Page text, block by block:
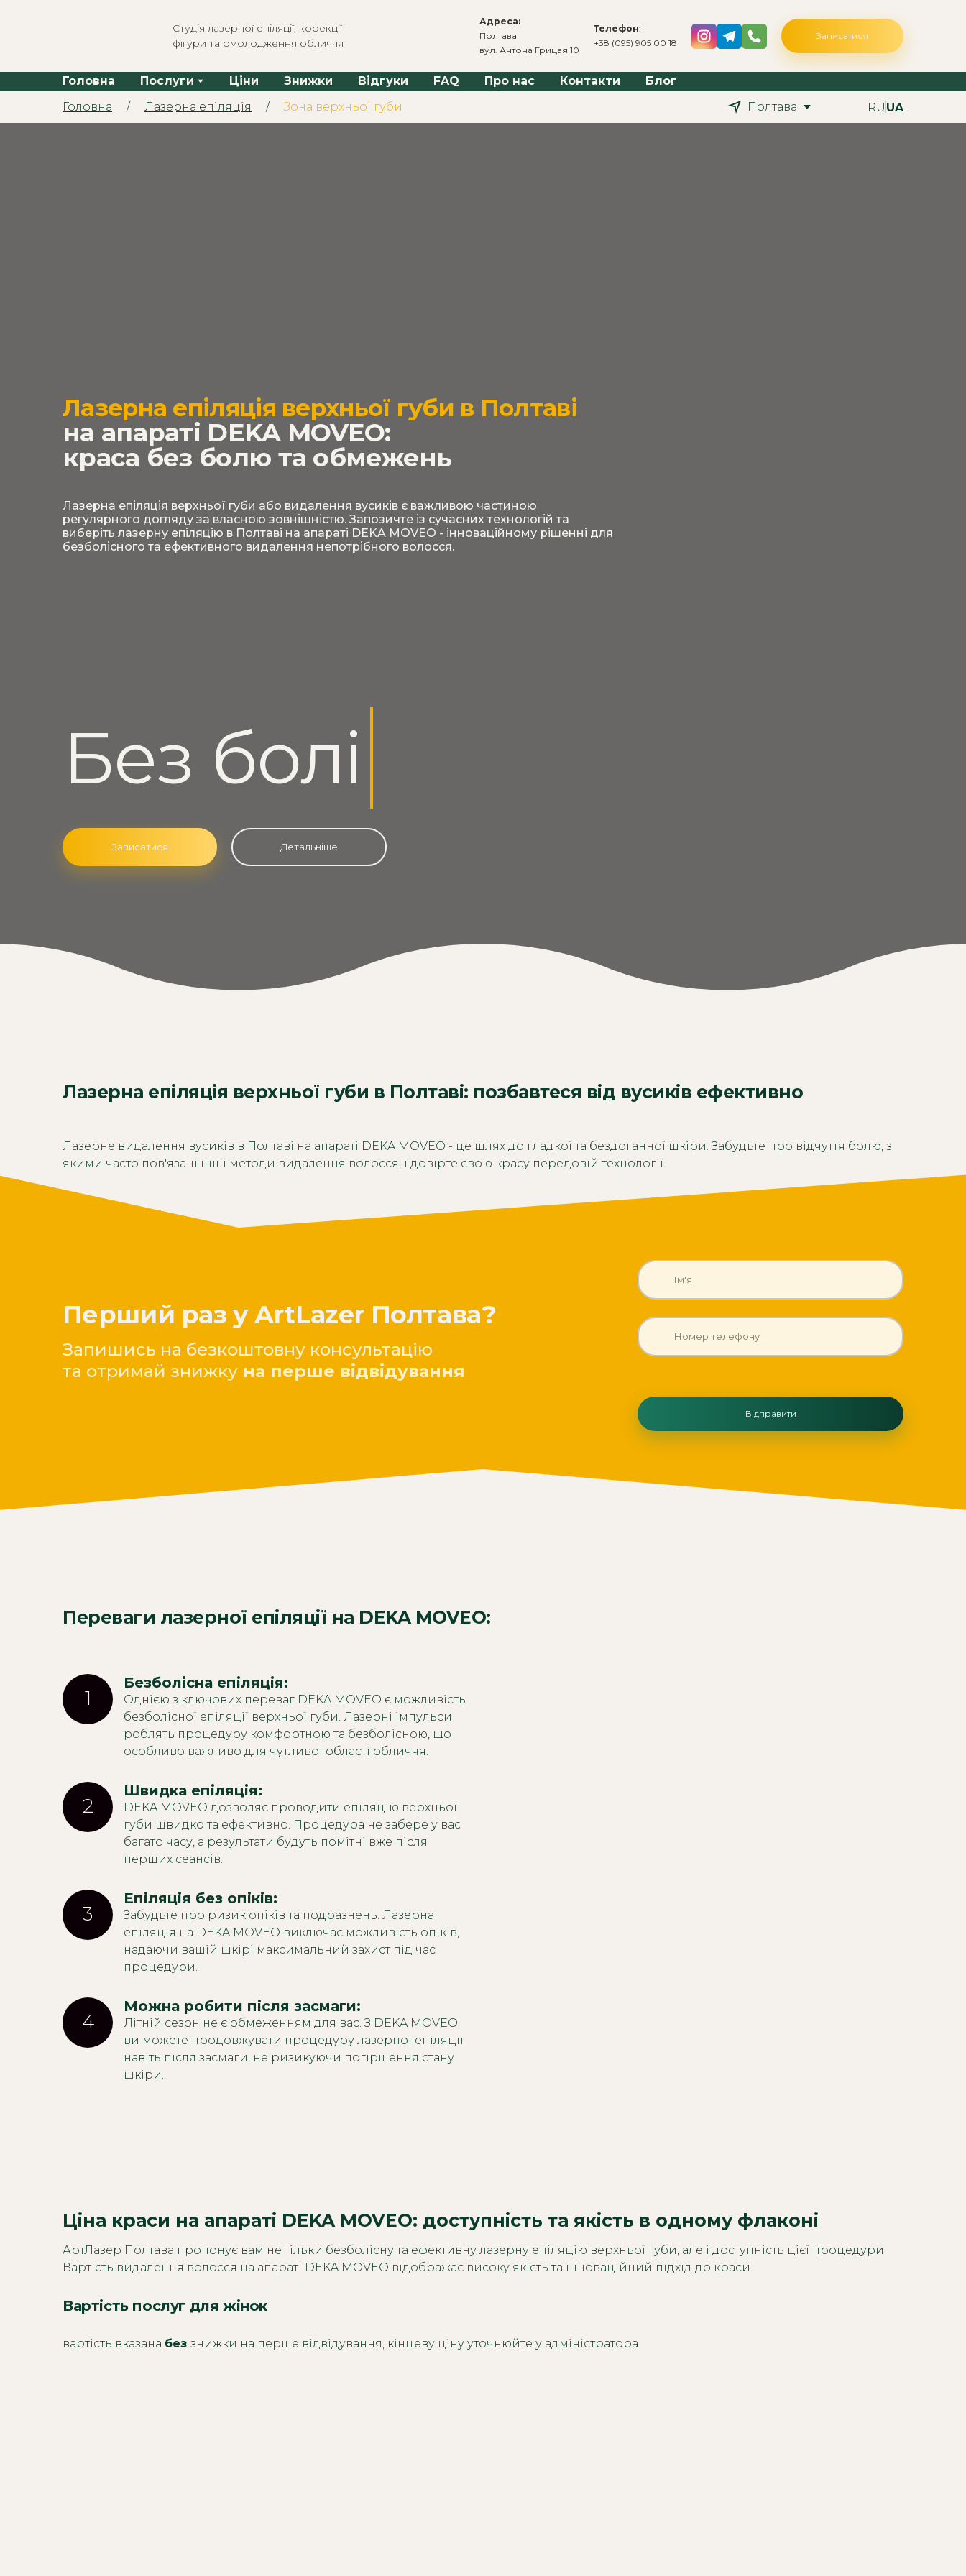
Студія лазерної епіляції, корекції
фігури та омолодження обличчя
Адреса:
Полтава
вул. Антона Грицая 10
Телефон:
+38 (095) 905 00 18
Записатися
Головна Послуги Ціни Знижки Відгуки FAQ Про нас Контакти
Блог
Головна
/ Лазерна епіляція / Зона верхньої губи Полтава RU UA
Лазерна епіляція верхньої губи в Полтаві
на апараті DEKA MOVEO:
краса без болю та обмежень
Лазерна епіляція верхньої губи або видалення вусиків є важливою частиною
регулярного догляду за власною зовнішністю. Запозичте із сучасних технологій та
виберіть лазерну епіляцію в Полтаві на апараті DEKA MOVEO - інноваційному рішенні для
безболісного та ефективного видалення непотрібного волосся.
Без болі
Записатися Детальніше
Лазерна епіляція верхньої губи в Полтаві: позбавтеся від вусиків ефективно
Лазерне видалення вусиків в Полтаві на апараті DEKA MOVEO - це шлях до гладкої та бездоганної шкіри. Забудьте про відчуття болю, з
якими часто пов'язані інші методи видалення волосся, і довірте свою красу передовій технології.
Перший раз у ArtLazer Полтава?
Запишись на безкоштовну консультацію
та отримай знижку на перше відвідування
Відправити
Переваги лазерної епіляції на DEKA MOVEO:
1
Безболісна епіляція:
Однією з ключових переваг DEKA MOVEO є можливість
безболісної епіляції верхньої губи. Лазерні імпульси
роблять процедуру комфортною та безболісною, що
особливо важливо для чутливої області обличчя.
2
Швидка епіляція:
DEKA MOVEO дозволяє проводити епіляцію верхньої
губи швидко та ефективно. Процедура не забере у вас
багато часу, а результати будуть помітні вже після
перших сеансів.
3
Епіляція без опіків:
Забудьте про ризик опіків та подразнень. Лазерна
епіляція на DEKA MOVEO виключає можливість опіків,
надаючи вашій шкірі максимальний захист під час
процедури.
4
Можна робити після засмаги:
Літній сезон не є обмеженням для вас. З DEKA MOVEO
ви можете продовжувати процедуру лазерної епіляції
навіть після засмаги, не ризикуючи погіршення стану
шкіри.
Ціна краси на апараті DEKA MOVEO: доступність та якість в одному флаконі
АртЛазер Полтава пропонує вам не тільки безболісну та ефективну лазерну епіляцію верхньої губи, але і доступність цієї процедури.
Вартість видалення волосся на апараті DEKA MOVEO відображає високу якість та інноваційний підхід до краси.
Вартість послуг для жінок
вартість вказана без знижки на перше відвідування, кінцеву ціну уточнюйте у адміністратора